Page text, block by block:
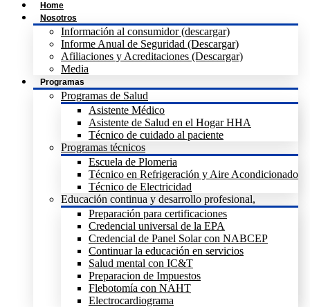
Home
Nosotros
Información al consumidor (descargar)
Informe Anual de Seguridad (Descargar)
Afiliaciones y Acreditaciones (Descargar)
Media
Programas
Programas de Salud
Asistente Médico
Asistente de Salud en el Hogar HHA
Técnico de cuidado al paciente
Programas técnicos
Escuela de Plomeria
Técnico en Refrigeración y Aire Acondicionado
Técnico de Electricidad
Educación continua y desarrollo profesional,
Preparación para certificaciones
Credencial universal de la EPA
Credencial de Panel Solar con NABCEP
Continuar la educación en servicios
Salud mental con IC&T
Preparacion de Impuestos
Flebotomía con NAHT
Electrocardiograma